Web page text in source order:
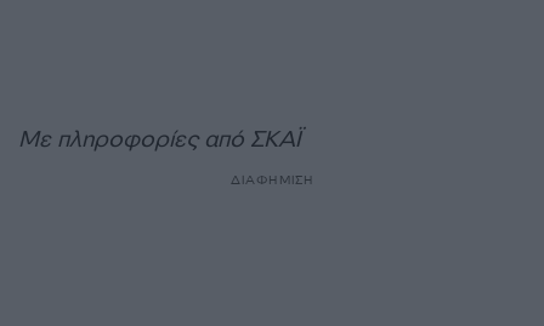
Με πληροφορίες από ΣΚΑΪ
ΔΙΑΦΗΜΙΣΗ